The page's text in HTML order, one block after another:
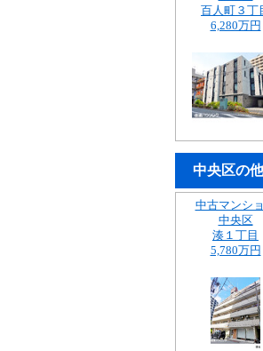
百人町３丁
6,280万円
中央区の
中古マンシ
中央区
湊１丁目
5,780万円